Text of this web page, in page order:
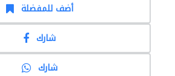
أضف للمفضلة
شارك
شارك